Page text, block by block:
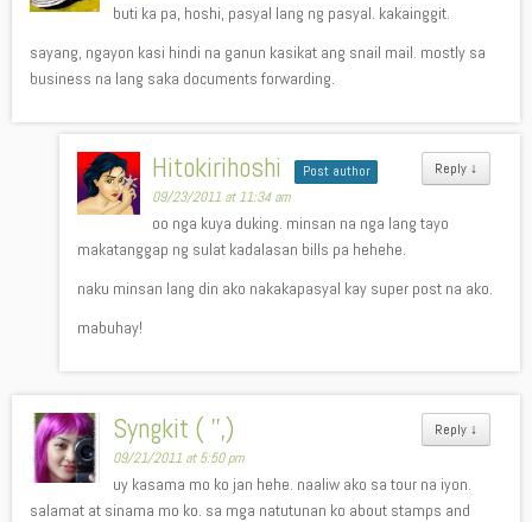
buti ka pa, hoshi, pasyal lang ng pasyal. kakainggit.
sayang, ngayon kasi hindi na ganun kasikat ang snail mail. mostly sa
business na lang saka documents forwarding.
Reply ↓
Hitokirihoshi Post author
09/23/2011 at 11:34 am
oo nga kuya duking. minsan na nga lang tayo
makatanggap ng sulat kadalasan bills pa hehehe.
naku minsan lang din ako nakakapasyal kay super post na ako.
mabuhay!
Reply ↓
Syngkit ( '',)
09/21/2011 at 5:50 pm
uy kasama mo ko jan hehe. naaliw ako sa tour na iyon.
salamat at sinama mo ko. sa mga natutunan ko about stamps and